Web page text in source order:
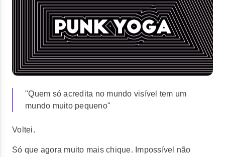
"Quem só acredita no mundo visível tem um
mundo muito pequeno"
Voltei.
Só que agora muito mais chique. Impossível não